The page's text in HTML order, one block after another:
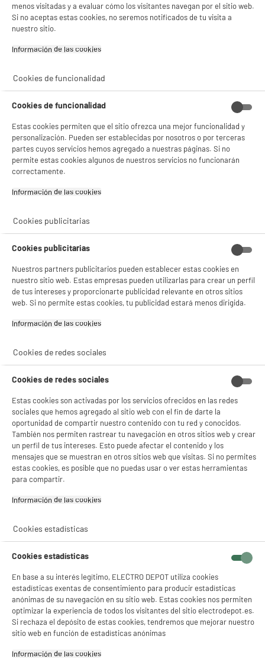
product_anchor_characteristics
6€95
Garantía incluida :3 años
Hasta agosto 2029
Gestionar cookies
menos visitadas y a evaluar cómo los visitantes navegan por el sitio web.
Si no aceptas estas cookies, no seremos notificados de tu visita a
nuestro sitio.
Información de las cookies‎
Cookies de funcionalidad
Cookies de funcionalidad
Estas cookies permiten que el sitio ofrezca una mejor funcionalidad y
personalización. Pueden ser establecidas por nosotros o por terceras
partes cuyos servicios hemos agregado a nuestras páginas. Si no
permite estas cookies algunos de nuestros servicios no funcionarán
correctamente.
Información de las cookies‎
Cookies publicitarias
Cookies publicitarias
Nuestros partners publicitarios pueden establecer estas cookies en
nuestro sitio web. Estas empresas pueden utilizarlas para crear un perfil
de tus intereses y proporcionarte publicidad relevante en otros sitios
web. Si no permite estas cookies, tu publicidad estará menos dirigida.
Información de las cookies‎
Cookies de redes sociales
Cookies de redes sociales
Estas cookies son activadas por los servicios ofrecidos en las redes
sociales que hemos agregado al sitio web con el fin de darte la
oportunidad de compartir nuestro contenido con tu red y conocidos.
También nos permiten rastrear tu navegación en otros sitios web y crear
un perfil de tus intereses. Esto puede afectar el contenido y los
mensajes que se muestran en otros sitios web que visitas. Si no permites
estas cookies, es posible que no puedas usar o ver estas herramientas
para compartir.
Información de las cookies‎
Cookies estadísticas
Cookies estadísticas
En base a su interés legítimo, ELECTRO DEPOT utiliza cookies
estadísticas exentas de consentimiento para producir estadísticas
anónimas de su navegación en su sitio web. Estas cookies nos permiten
optimizar la experiencia de todos los visitantes del sitio electrodepot.es.
Si rechaza el depósito de estas cookies, tendremos que mejorar nuestro
sitio web en función de estadísticas anónimas
Información de las cookies‎